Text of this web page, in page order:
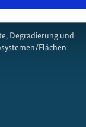
Degradierung und
Flächen